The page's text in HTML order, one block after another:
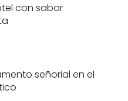
con sabor
señorial en el